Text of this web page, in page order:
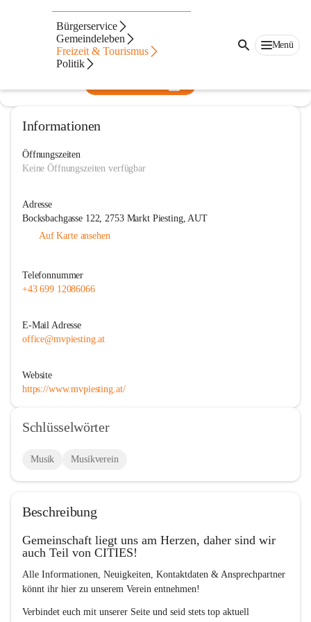
Bürgerservice
Gemeindeleben
Freizeit & Tourismus
Politik
Menü
Musikverein Markt Piesting
@musikverein-markt-piesting
Musikverein
Informationen
Öffnungszeiten
Keine Öffnungszeiten verfügbar
Adresse
Bocksbachgasse 122, 2753 Markt Piesting, AUT
Auf Karte ansehen
Telefonnummer
+43 699 12086066
E-Mail Adresse
office@mvpiesting.at
Website
https://www.mvpiesting.at/
Schlüsselwörter
Musik Musikverein
Beschreibung
Gemeinschaft liegt uns am Herzen, daher sind wir
auch Teil von CITIES!
Alle Informationen, Neuigkeiten, Kontaktdaten & Ansprechpartner
könnt ihr hier zu unserem Verein entnehmen!
Verbindet euch mit unserer Seite und seid stets top aktuell